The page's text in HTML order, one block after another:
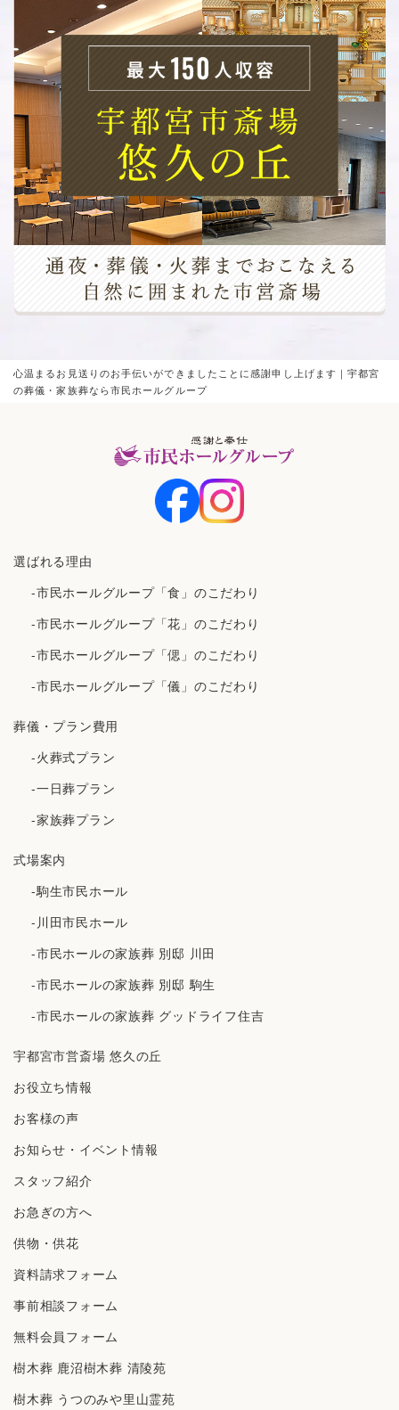
心温まるお見送りのお手伝いができましたことに感謝申し上げます｜宇都宮
の葬儀・家族葬なら市民ホールグループ
選ばれる理由
-市民ホールグループ「食」のこだわり
-市民ホールグループ「花」のこだわり
-市民ホールグループ「偲」のこだわり
-市民ホールグループ「儀」のこだわり
葬儀・プラン費用
-火葬式プラン
-一日葬プラン
-家族葬プラン
式場案内
-駒生市民ホール
-川田市民ホール
-市民ホールの家族葬 別邸 川田
-市民ホールの家族葬 別邸 駒生
-市民ホールの家族葬 グッドライフ住吉
宇都宮市営斎場 悠久の丘
お役立ち情報
お客様の声
お知らせ・イベント情報
スタッフ紹介
お急ぎの方へ
供物・供花
資料請求フォーム
事前相談フォーム
無料会員フォーム
樹⽊葬 ⿅沼樹⽊葬 清陵苑
樹⽊葬 うつのみや⾥⼭霊苑